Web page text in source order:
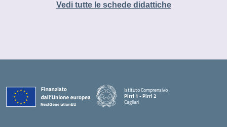
Vedi tutte le schede didattiche
Istituto Comprensivo
Pirri 1 - Pirri 2
Cagliari
— Visita la pagina iniziale della scuola